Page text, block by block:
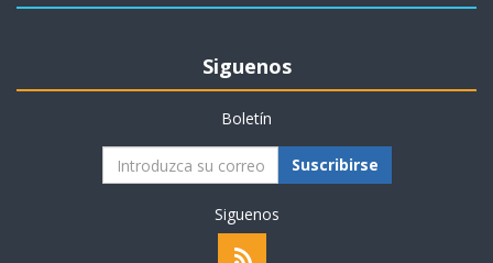
Siguenos
Boletín
Suscribirse
Siguenos